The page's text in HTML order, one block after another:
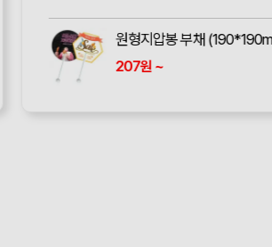
원형지압봉 부채 (190*190mm)
207원~